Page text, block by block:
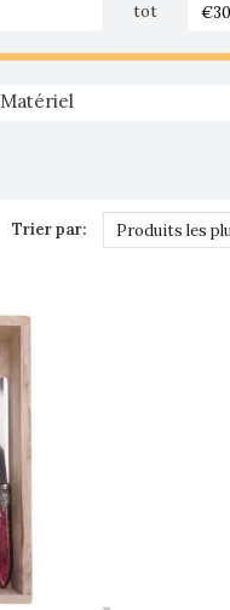
tot
Matériel
Trier par: Produits les